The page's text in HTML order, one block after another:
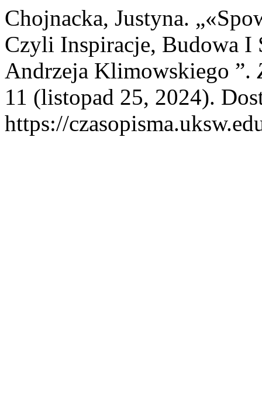
Chojnacka, Justyna.
Czyli Inspiracje, Budowa
Andrzeja Klimowskiego ”.
11 (listopad 25, 2024).
https://